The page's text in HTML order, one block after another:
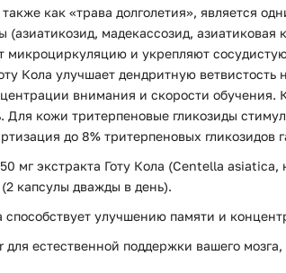
как «трава долголетия», является
мадекассозид,
микроциркуляцию и укрепляют
Кола улучшает дендритную
внимания и скорости обучения.
Для кожи тритерпеновые гликозиды
до 8% тритерпеновых гликозидов
мг экстракта Готу Кола (Centella
капсулы дважды в день).
улучшению памяти и
для естественной поддержки вашего